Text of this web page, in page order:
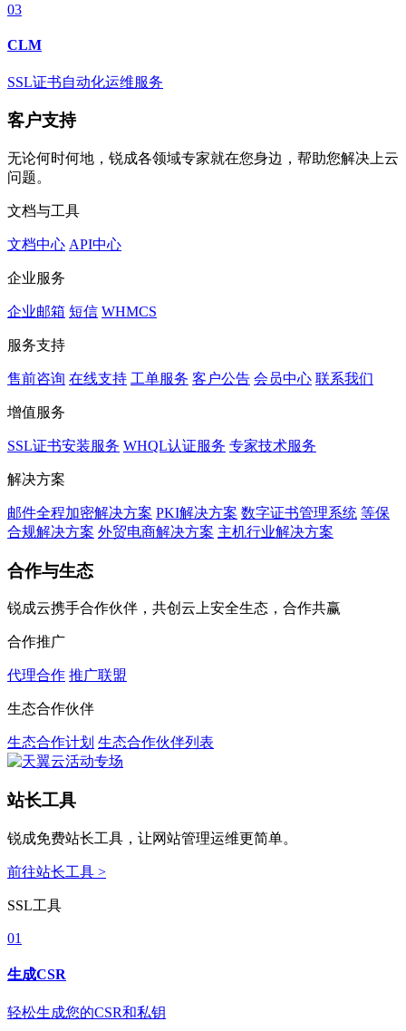
03
CLM
SSL证书自动化运维服务
客户支持
无论何时何地，锐成各领域专家就在您身边，帮助您解决上云
问题。
文档与工具
文档中心 API中心
企业服务
企业邮箱 短信 WHMCS
服务支持
售前咨询 在线支持 工单服务 客户公告 会员中心 联系我们
增值服务
SSL证书安装服务 WHQL认证服务 专家技术服务
解决方案
邮件全程加密解决方案 PKI解决方案 数字证书管理系统 等保
合规解决方案 外贸电商解决方案 主机行业解决方案
合作与生态
锐成云携手合作伙伴，共创云上安全生态，合作共赢
合作推广
代理合作 推广联盟
生态合作伙伴
生态合作计划 生态合作伙伴列表
站长工具
锐成免费站长工具，让网站管理运维更简单。
前往站长工具 >
SSL工具
01
生成CSR
轻松生成您的CSR和私钥